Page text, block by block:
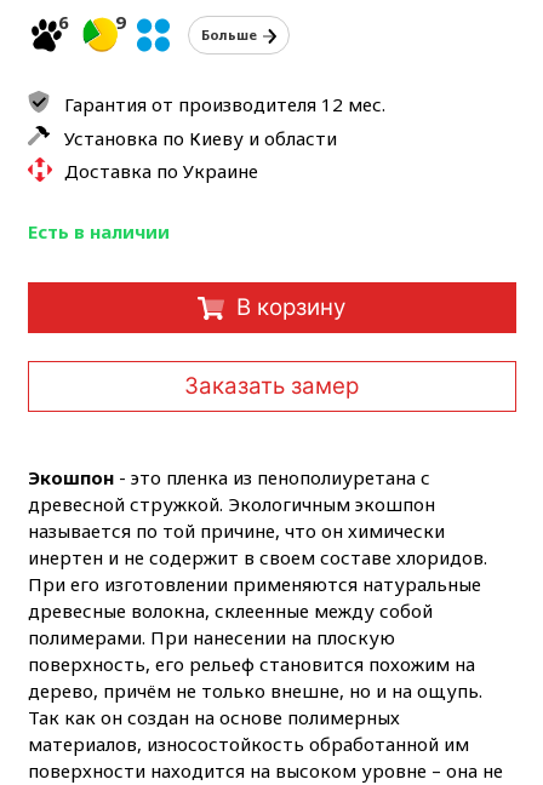
6
9
Больше
Гарантия от производителя 12 мес.
Установка по Киеву и области
Доставка по Украине
Есть в наличии
В корзину
Заказать замер
Экошпон- это пленка из пенополиуретана с
древесной стружкой. Экологичным экошпон
называется по той причине, что он химически
инертен и не содержит в своем составе хлоридов.
При его изготовлении применяются натуральные
древесные волокна, склеенные между собой
полимерами. При нанесении на плоскую
поверхность, его рельеф становится похожим на
дерево, причём не только внешне, но и на ощупь.
Так как он создан на основе полимерных
материалов, износостойкость обработанной им
поверхности находится на высоком уровне – она не